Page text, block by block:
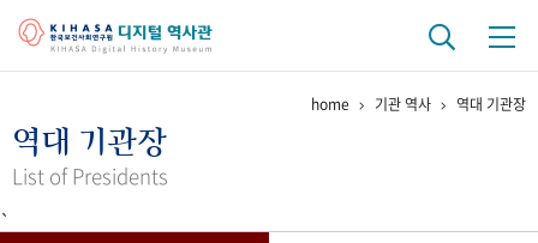
걸어온 길 기관 변천사
연구 역사
home 기관 역사 역대 기관장
역대 기관장
List of Presidents
`